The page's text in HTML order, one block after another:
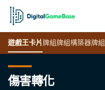
遊戲王卡片牌組牌組構築器牌
傷害轉化